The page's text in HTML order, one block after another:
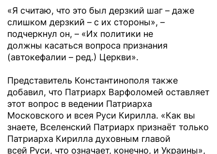
«Я считаю, что это был дерзкий шаг – даже
слишком дерзкий – с их стороны», –
подчеркнул он, – «Их политики не
должны касаться вопроса признания
(автокефалии – ред.) Церкви».
Представитель Константинополя также
добавил, что Патриарх Варфоломей оставляет
этот вопрос в ведении Патриарха
Московского и всея Руси Кирилла. «Как вы
знаете, Вселенский Патриарх признаёт только
Патриарха Кирилла духовным главой
всей Руси, что означает, конечно, и Украины»,